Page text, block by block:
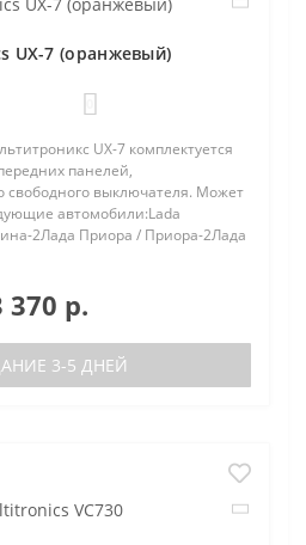
UX-7 (оранжевый)
UX-7 комплектуется
панелей,
свободного выключателя. Может
автомобили:Lada
2Лада Приора / Приора-2Лада
370 р.
3-5 ДНЕЙ